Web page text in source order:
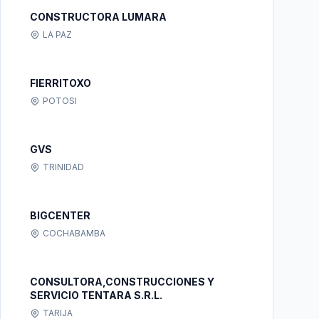
CONSTRUCTORA LUMARA
LA PAZ
FIERRITOXO
POTOSI
GVS
TRINIDAD
BIGCENTER
COCHABAMBA
CONSULTORA,CONSTRUCCIONES Y
SERVICIO TENTARA S.R.L.
TARIJA